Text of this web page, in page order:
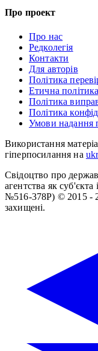
Про проект
Про нас
Редколегія
Контакти
Для авторів
Політика
Етична політика
Політика
Політика
Умови надання
Використання
гіперпосилання на
Свідоцтво про
агентства як суб'єкта
№516-378Р) © 2015 -
захищені.